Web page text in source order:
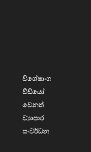
විශේෂාංග
වීඩියෝ
වෙනත්
ව්‍යාපාර
සංවර්ධන